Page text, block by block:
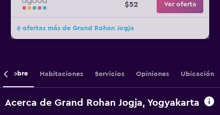
$52 Ver oferta
6 ofertas más de Grand Rohan Jogja
Sobre Habitaciones Servicios Opiniones Ubicación
Acerca de Grand Rohan Jogja, Yogyakarta